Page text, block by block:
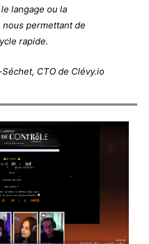
langage ou la
permettant de
rapide.
CTO de Clévy.io